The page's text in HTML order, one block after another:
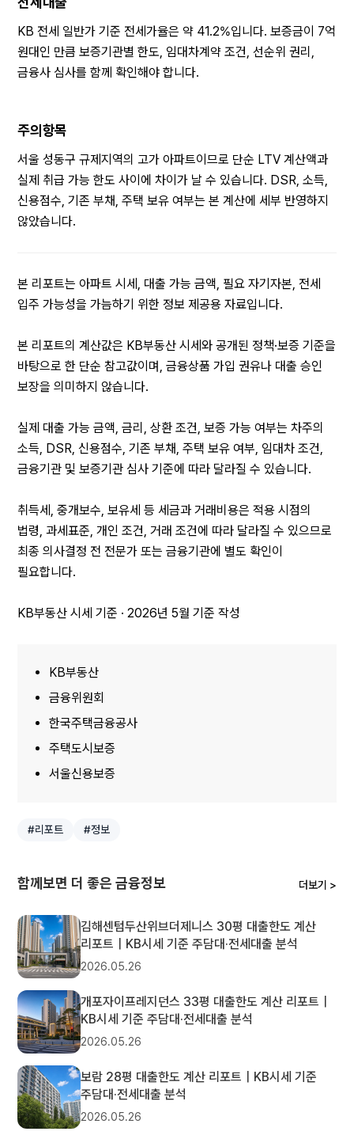
KB 전세 일반가 기준 전세가율은 약 41.2%입니다. 보증금이 7억
원대인 만큼 보증기관별 한도, 임대차계약 조건, 선순위 권리,
금융사 심사를 함께 확인해야 합니다.
주의항목
서울 성동구 규제지역의 고가 아파트이므로 단순 LTV 계산액과
실제 취급 가능 한도 사이에 차이가 날 수 있습니다. DSR, 소득,
신용점수, 기존 부채, 주택 보유 여부는 본 계산에 세부 반영하지
않았습니다.
본 리포트는 아파트 시세, 대출 가능 금액, 필요 자기자본, 전세
입주 가능성을 가늠하기 위한 정보 제공용 자료입니다.
본 리포트의 계산값은 KB부동산 시세와 공개된 정책·보증 기준을
바탕으로 한 단순 참고값이며, 금융상품 가입 권유나 대출 승인
보장을 의미하지 않습니다.
실제 대출 가능 금액, 금리, 상환 조건, 보증 가능 여부는 차주의
소득, DSR, 신용점수, 기존 부채, 주택 보유 여부, 임대차 조건,
금융기관 및 보증기관 심사 기준에 따라 달라질 수 있습니다.
취득세, 중개보수, 보유세 등 세금과 거래비용은 적용 시점의
법령, 과세표준, 개인 조건, 거래 조건에 따라 달라질 수 있으므로
최종 의사결정 전 전문가 또는 금융기관에 별도 확인이
필요합니다.
KB부동산 시세 기준 · 2026년 5월 기준 작성
KB부동산
금융위원회
한국주택금융공사
주택도시보증
서울신용보증
#리포트 #정보
함께보면 더 좋은 금융정보 더보기 >
김해센텀두산위브더제니스 30평 대출한도 계산
리포트｜KB시세 기준 주담대·전세대출 분석
2026.05.26
개포자이프레지던스 33평 대출한도 계산 리포트｜
KB시세 기준 주담대·전세대출 분석
2026.05.26
보람 28평 대출한도 계산 리포트｜KB시세 기준
주담대·전세대출 분석
2026.05.26